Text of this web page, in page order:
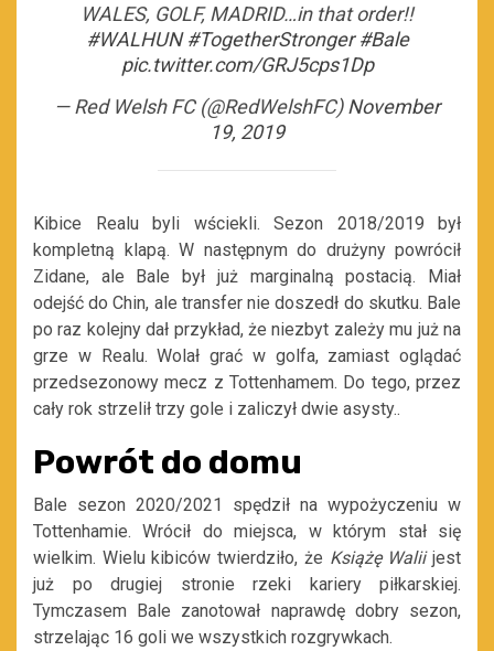
WALES, GOLF, MADRID…in that order!!
#WALHUN #TogetherStronger #Bale
pic.twitter.com/GRJ5cps1Dp
— Red Welsh FC (@RedWelshFC)November
19, 2019
Kibice Realu byli wściekli. Sezon 2018/2019 był
kompletną klapą. W następnym do drużyny powrócił
Zidane, ale Bale był już marginalną postacią. Miał
odejść do Chin, ale transfer nie doszedł do skutku. Bale
po raz kolejny dał przykład, że niezbyt zależy mu już na
grze w Realu. Wolał grać w golfa, zamiast oglądać
przedsezonowy mecz z Tottenhamem. Do tego, przez
cały rok strzelił trzy gole i zaliczył dwie asysty..
Powrót do domu
Bale sezon 2020/2021 spędził na wypożyczeniu w
Tottenhamie. Wrócił do miejsca, w którym stał się
wielkim. Wielu kibiców twierdziło, że Książę Waliijest
już po drugiej stronie rzeki kariery piłkarskiej.
Tymczasem Bale zanotował naprawdę dobry sezon,
strzelając 16 goli we wszystkich rozgrywkach.